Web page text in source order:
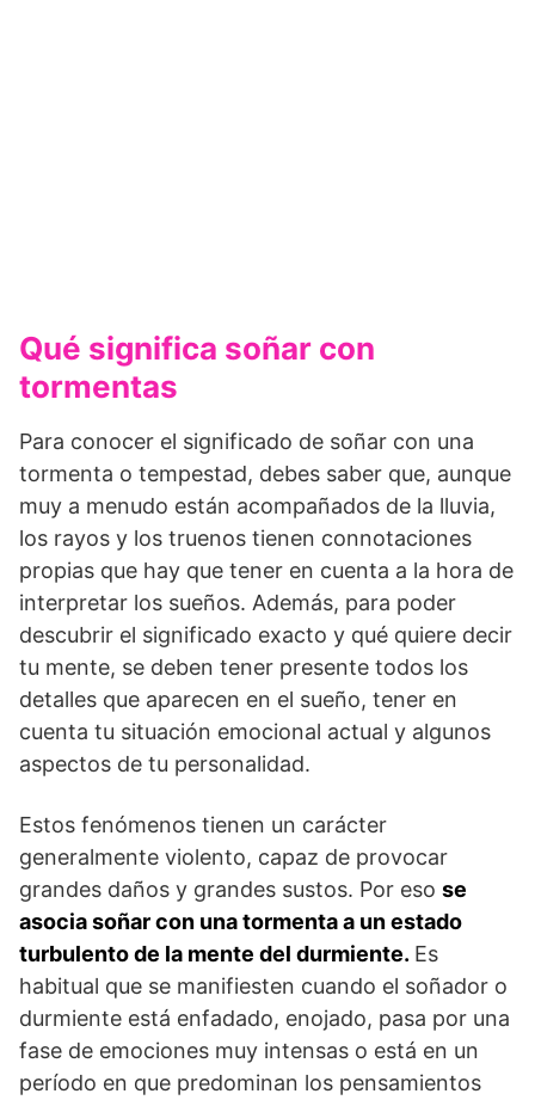
Qué significa soñar con
tormentas
Para conocer el significado de soñar con una
tormenta o tempestad, debes saber que, aunque
muy a menudo están acompañados de la lluvia,
los rayos y los truenos tienen connotaciones
propias que hay que tener en cuenta a la hora de
interpretar los sueños. Además, para poder
descubrir el significado exacto y qué quiere decir
tu mente, se deben tener presente todos los
detalles que aparecen en el sueño, tener en
cuenta tu situación emocional actual y algunos
aspectos de tu personalidad.
Estos fenómenos tienen un carácter
generalmente violento, capaz de provocar
grandes daños y grandes sustos. Por eso se
asocia soñar con una tormenta a un estado
turbulento de la mente del durmiente. Es
habitual que se manifiesten cuando el soñador o
durmiente está enfadado, enojado, pasa por una
fase de emociones muy intensas o está en un
período en que predominan los pensamientos